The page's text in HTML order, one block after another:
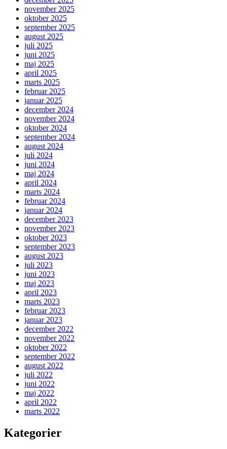
november 2025
oktober 2025
september 2025
august 2025
juli 2025
juni 2025
maj 2025
april 2025
marts 2025
februar 2025
januar 2025
december 2024
november 2024
oktober 2024
september 2024
august 2024
juli 2024
juni 2024
maj 2024
april 2024
marts 2024
februar 2024
januar 2024
december 2023
november 2023
oktober 2023
september 2023
august 2023
juli 2023
juni 2023
maj 2023
april 2023
marts 2023
februar 2023
januar 2023
december 2022
november 2022
oktober 2022
september 2022
august 2022
juli 2022
juni 2022
maj 2022
april 2022
marts 2022
Kategorier